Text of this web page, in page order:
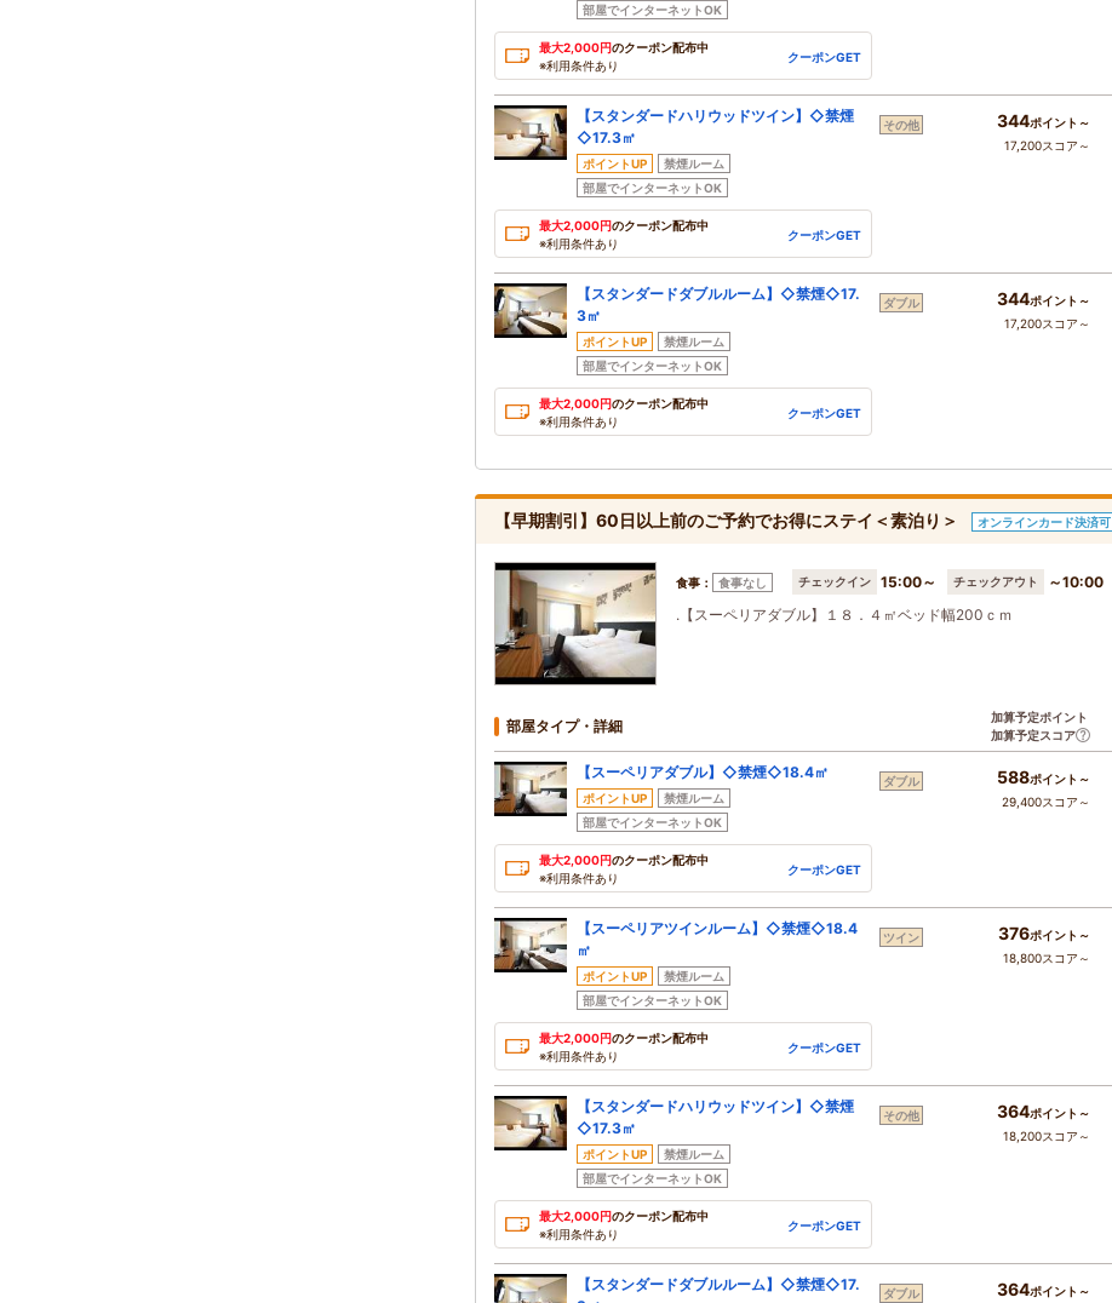
部屋でインターネットOK
最大2,000円のクーポン配布中
※利用条件あり
クーポンGET
【スタンダードハリウッドツイン】◇禁煙
◇17.3㎡
ポイントUP
禁煙ルーム
部屋でインターネットOK
最大2,000円のクーポン配布中
※利用条件あり
クーポンGET
その他 344ポイント～
17,200スコア～
【スタンダードダブルルーム】◇禁煙◇17.
3㎡
ポイントUP
禁煙ルーム
部屋でインターネットOK
最大2,000円のクーポン配布中
※利用条件あり
クーポンGET
ダブル 344ポイント～
17,200スコア～
【早期割引】60日以上前のご予約でお得にステイ＜素泊り＞ オンラインカード決済可
食事： 食事なし チェックイン 15:00～ チェックアウト
～10:00
.【スーペリアダブル】１８．４㎡ベッド幅200ｃｍ
部屋タイプ・詳細
加算予定ポイント
加算予定スコア
【スーペリアダブル】◇禁煙◇18.4㎡
ポイントUP
禁煙ルーム
部屋でインターネットOK
最大2,000円のクーポン配布中
※利用条件あり
クーポンGET
ダブル 588ポイント～
29,400スコア～
【スーペリアツインルーム】◇禁煙◇18.4
㎡
ポイントUP
禁煙ルーム
部屋でインターネットOK
最大2,000円のクーポン配布中
※利用条件あり
クーポンGET
ツイン 376ポイント～
18,800スコア～
【スタンダードハリウッドツイン】◇禁煙
◇17.3㎡
ポイントUP
禁煙ルーム
部屋でインターネットOK
最大2,000円のクーポン配布中
※利用条件あり
クーポンGET
その他 364ポイント～
18,200スコア～
【スタンダードダブルルーム】◇禁煙◇17.
ダブル 364ポイント～